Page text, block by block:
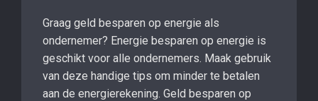
Graag geld besparen op energie als
ondernemer? Energie besparen op energie is
geschikt voor alle ondernemers. Maak gebruik
van deze handige tips om minder te betalen
aan de energierekening. Geld besparen op